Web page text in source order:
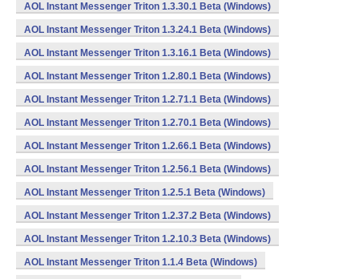
AOL Instant Messenger Triton 1.3.30.1 Beta (Windows)
AOL Instant Messenger Triton 1.3.24.1 Beta (Windows)
AOL Instant Messenger Triton 1.3.16.1 Beta (Windows)
AOL Instant Messenger Triton 1.2.80.1 Beta (Windows)
AOL Instant Messenger Triton 1.2.71.1 Beta (Windows)
AOL Instant Messenger Triton 1.2.70.1 Beta (Windows)
AOL Instant Messenger Triton 1.2.66.1 Beta (Windows)
AOL Instant Messenger Triton 1.2.56.1 Beta (Windows)
AOL Instant Messenger Triton 1.2.5.1 Beta (Windows)
AOL Instant Messenger Triton 1.2.37.2 Beta (Windows)
AOL Instant Messenger Triton 1.2.10.3 Beta (Windows)
AOL Instant Messenger Triton 1.1.4 Beta (Windows)